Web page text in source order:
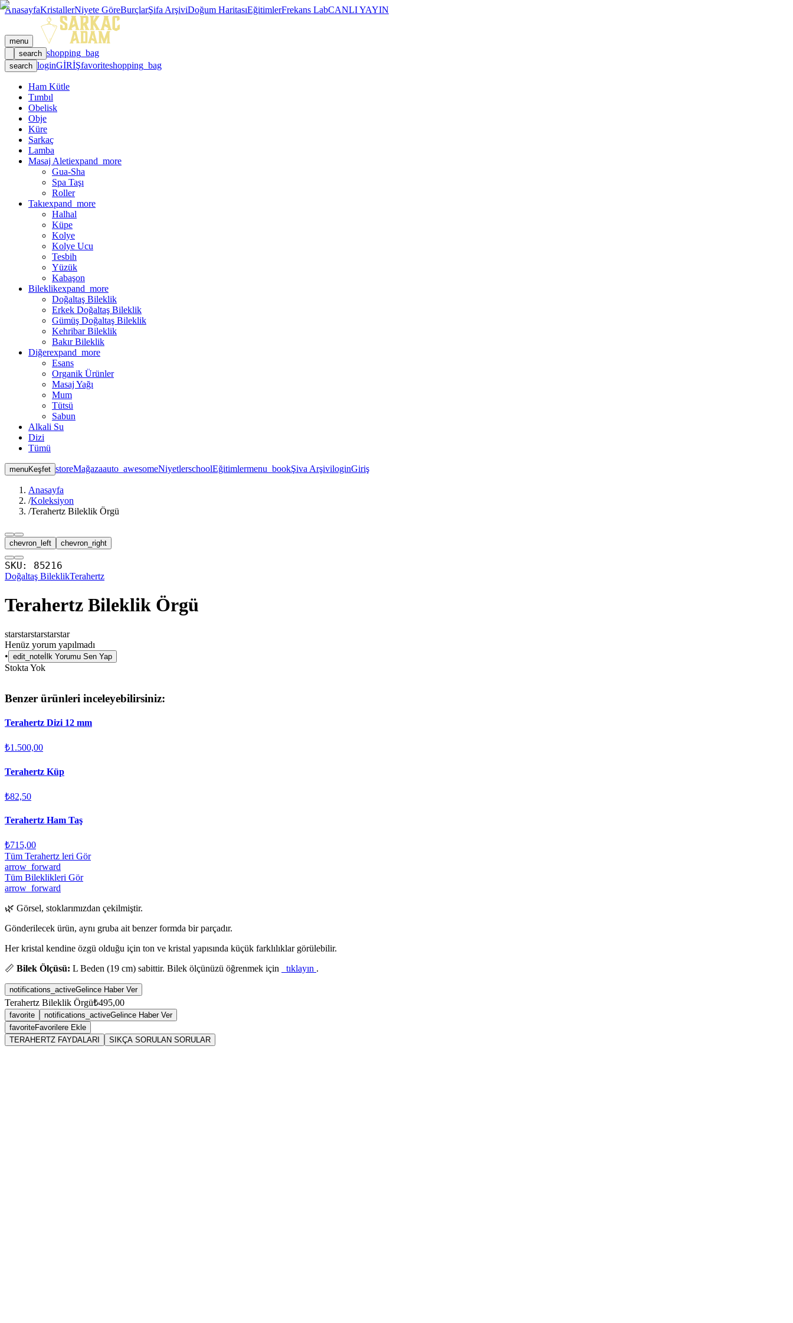
AnasayfaKristallerNiyete GöreBurçlarŞifa ArşiviDoğum HaritasıEğitimlerFrekans LabCANLI YAYIN
menu
search shopping_bag
search loginGİRİŞfavoriteshopping_bag
Ham Kütle
Tımbıl
Obelisk
Obje
Küre
Sarkaç
Lamba
Masaj Aletiexpand_more
Gua-Sha
Spa Taşı
Roller
Takıexpand_more
Halhal
Küpe
Kolye
Kolye Ucu
Tesbih
Yüzük
Kabaşon
Bileklikexpand_more
Doğaltaş Bileklik
Erkek Doğaltaş Bileklik
Gümüş Doğaltaş Bileklik
Kehribar Bileklik
Bakır Bileklik
Diğerexpand_more
Esans
Organik Ürünler
Masaj Yağı
Mum
Tütsü
Sabun
Alkali Su
Dizi
Tümü
menuKeşfet storeMağazaauto_awesomeNiyetlerschoolEğitimlermenu_bookŞiva ArşiviloginGiriş
Anasayfa
/Koleksiyon
/Terahertz Bileklik Örgü
chevron_left chevron_right
SKU: 85216
Doğaltaş BileklikTerahertz
Terahertz Bileklik Örgü
starstarstarstarstar
Henüz yorum yapılmadı
• edit_note İlk Yorumu Sen Yap
Stokta Yok
Benzer ürünleri inceleyebilirsiniz:
Terahertz Dizi 12 mm
₺1.500,00
Terahertz Küp
₺82,50
Terahertz Ham Taş
₺715,00
Tüm Terahertz leri Gör
arrow_forward
Tüm Bileklikleri Gör
arrow_forward
🌿 Görsel, stoklarımızdan çekilmiştir.
Gönderilecek ürün, aynı gruba ait benzer formda bir parçadır.
Her kristal kendine özgü olduğu için ton ve kristal yapısında küçük farklılıklar görülebilir.
📏 Bilek Ölçüsü: L Beden (19 cm) sabittir. Bilek ölçünüzü öğrenmek için tıklayın .
notifications_activeGelince Haber Ver
Terahertz Bileklik Örgü₺495,00
favorite notifications_activeGelince Haber Ver
favoriteFavorilere Ekle
TERAHERTZ FAYDALARI
SIKÇA SORULAN SORULAR